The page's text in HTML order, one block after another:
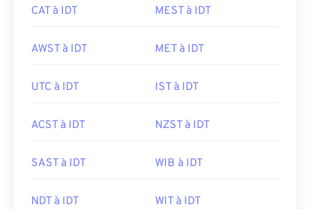
CAT à IDT MEST à IDT
AWST à IDT MET à IDT
UTC à IDT IST à IDT
ACST à IDT NZST à IDT
SAST à IDT WIB à IDT
NDT à IDT WIT à IDT